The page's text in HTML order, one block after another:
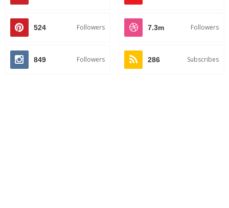
524 Followers 7.3m Followers
849 Followers 286 Subscribes